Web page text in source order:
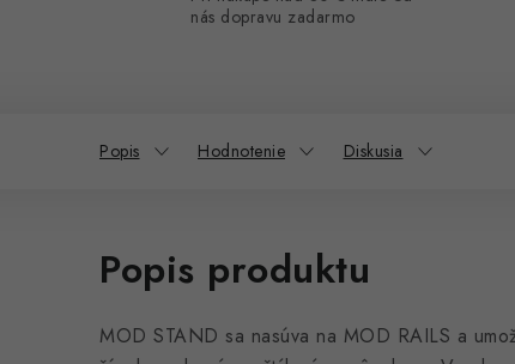
nás dopravu zadarmo
Popis Hodnotenie Diskusia
Popis produktu
MOD STAND sa nasúva na MOD RAILS a